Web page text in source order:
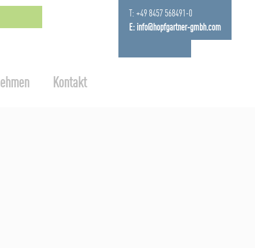
T: +49 8457 568491-0
E: info@hopfgartner-gmbh.com
Kontakt